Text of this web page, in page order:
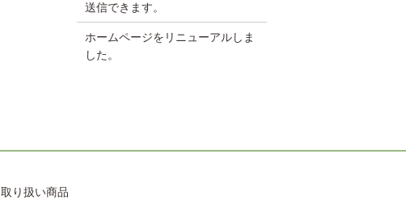
送信できます。
ホームページをリニューアルしま
した。
取り扱い商品